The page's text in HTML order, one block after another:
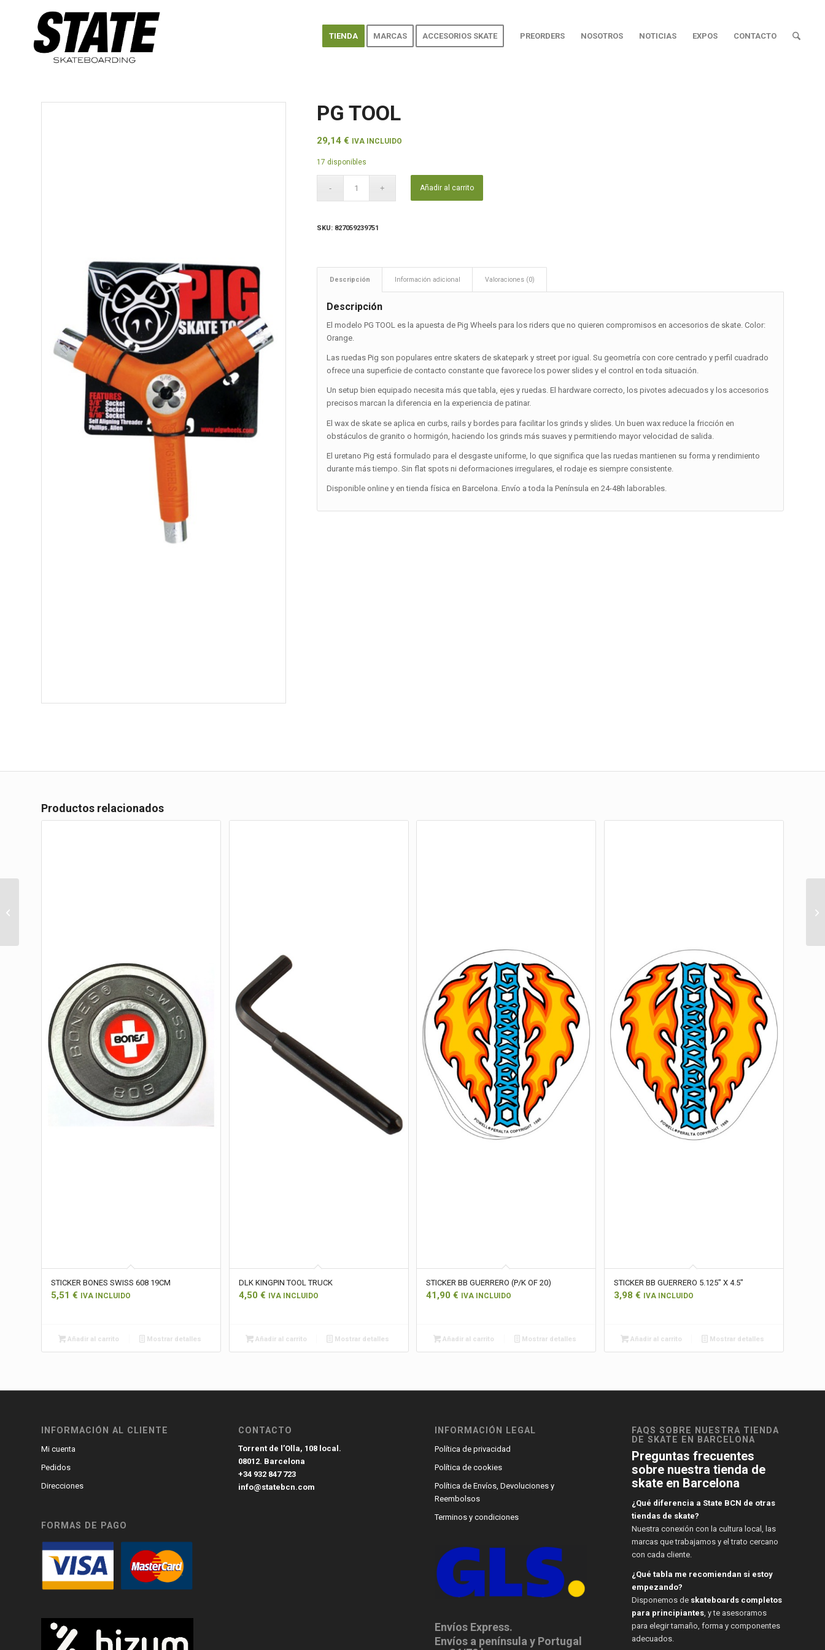
TIENDA MARCAS ACCESORIOS SKATE PREORDERS NOSOTROS NOTICIAS EXPOS CONTACTO
PG TOOL
29,14€ IVA INCLUIDO
17 disponibles
Añadir al carrito
SKU: 827059239751
Descripción Información adicional Valoraciones (0)
Descripción
El modelo PG TOOL es la apuesta de Pig Wheels para los riders que no quieren compromisos en accesorios de skate. Color:
Orange.
Las ruedas Pig son populares entre skaters de skatepark y street por igual. Su geometría con core centrado y perfil cuadrado
ofrece una superficie de contacto constante que favorece los power slides y el control en toda situación.
Un setup bien equipado necesita más que tabla, ejes y ruedas. El hardware correcto, los pivotes adecuados y los accesorios
precisos marcan la diferencia en la experiencia de patinar.
El wax de skate se aplica en curbs, rails y bordes para facilitar los grinds y slides. Un buen wax reduce la fricción en
obstáculos de granito o hormigón, haciendo los grinds más suaves y permitiendo mayor velocidad de salida.
El uretano Pig está formulado para el desgaste uniforme, lo que significa que las ruedas mantienen su forma y rendimiento
durante más tiempo. Sin flat spots ni deformaciones irregulares, el rodaje es siempre consistente.
Disponible online y en tienda física en Barcelona. Envío a toda la Península en 24-48h laborables.
Productos relacionados
STICKER BONES SWISS 608 19CM
5,51 € IVA INCLUIDO
Añadir al carrito Mostrar detalles
DLK KINGPIN TOOL TRUCK
4,50 € IVA INCLUIDO
Añadir al carrito Mostrar detalles
STICKER BB GUERRERO (P/K OF 20)
41,90€ IVA INCLUIDO
Añadir al carrito Mostrar detalles
STICKER BB GUERRERO 5.125″ X 4.5″
3,98 € IVA INCLUIDO
Añadir al carrito Mostrar detalles
INFORMACIÓN AL CLIENTE
Mi cuenta
Pedidos
Direcciones
FORMAS DE PAGO
CONTACTO
Torrent de l’Olla, 108 local.
08012. Barcelona
+34 932 847 723
info@statebcn.com
INFORMACIÓN LEGAL
Política de privacidad
Política de cookies
Política de Envíos, Devoluciones y
Reembolsos
Terminos y condiciones
Envíos Express.
Envíos a península y Portugal
FAQS SOBRE NUESTRA TIENDA
DE SKATE EN BARCELONA
Preguntas frecuentes
sobre nuestra tienda de
skate en Barcelona
¿Qué diferencia a State BCN de otras
tiendas de skate?
Nuestra conexión con la cultura local, las
marcas que trabajamos y el trato cercano
con cada cliente.
¿Qué tabla me recomiendan si estoy
empezando?
Disponemos de skateboards completos
para principiantes, y te asesoramos
para elegir tamaño, forma y componentes
adecuados.